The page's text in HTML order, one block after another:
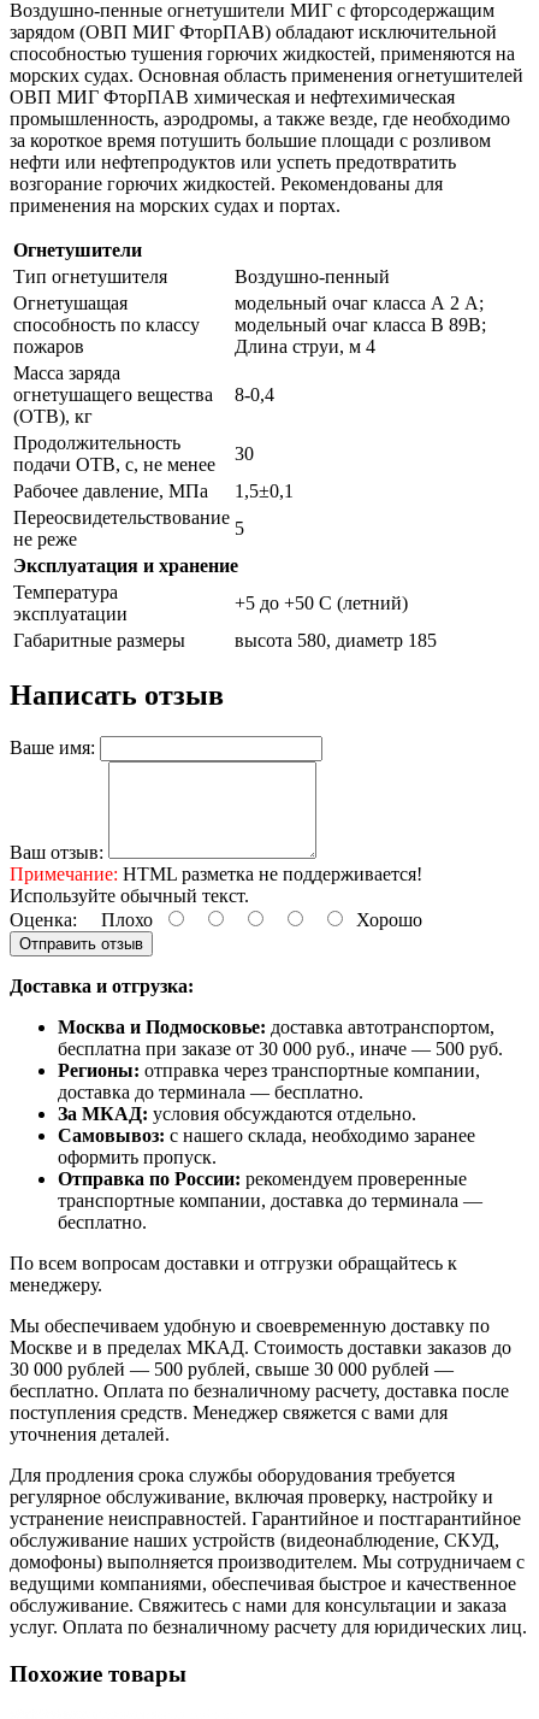
Воздушно-пенные огнетушители МИГ с фторсодержащим
зарядом (ОВП МИГ ФторПАВ) обладают исключительной
способностью тушения горючих жидкостей, применяются на
морских судах. Основная область применения огнетушителей
ОВП МИГ ФторПАВ химическая и нефтехимическая
промышленность, аэродромы, а также везде, где необходимо
за короткое время потушить большие площади с розливом
нефти или нефтепродуктов или успеть предотвратить
возгорание горючих жидкостей. Рекомендованы для
применения на морских судах и портах.
Огнетушители
Тип огнетушителя
Воздушно-пенный
Огнетушащая
способность по классу
пожаров
модельный очаг класса А 2 А;
модельный очаг класса В 89В;
Длина струи, м 4
Масса заряда
огнетушащего вещества
(ОТВ), кг
8-0,4
Продолжительность
подачи ОТВ, с, не менее
30
Рабочее давление, МПа
1,5±0,1
Переосвидетельствование
не реже
5
Эксплуатация и хранение
Температура
эксплуатации
+5 до +50 С (летний)
Габаритные размеры
высота 580, диаметр 185
Написать отзыв
Ваше имя:
Ваш отзыв:
Примечание: HTML разметка не поддерживается!
Используйте обычный текст.
Оценка: Плохо Хорошо
Отправить отзыв
Доставка и отгрузка:
Москва и Подмосковье: доставка автотранспортом,
бесплатна при заказе от 30 000 руб., иначе — 500 руб.
Регионы: отправка через транспортные компании,
доставка до терминала — бесплатно.
За МКАД: условия обсуждаются отдельно.
Самовывоз: с нашего склада, необходимо заранее
оформить пропуск.
Отправка по России: рекомендуем проверенные
транспортные компании, доставка до терминала —
бесплатно.
По всем вопросам доставки и отгрузки обращайтесь к
менеджеру.
Мы обеспечиваем удобную и своевременную доставку по
Москве и в пределах МКАД. Стоимость доставки заказов до
30 000 рублей — 500 рублей, свыше 30 000 рублей —
бесплатно. Оплата по безналичному расчету, доставка после
поступления средств. Менеджер свяжется с вами для
уточнения деталей.
Для продления срока службы оборудования требуется
регулярное обслуживание, включая проверку, настройку и
устранение неисправностей. Гарантийное и постгарантийное
обслуживание наших устройств (видеонаблюдение, СКУД,
домофоны) выполняется производителем. Мы сотрудничаем с
ведущими компаниями, обеспечивая быстрое и качественное
обслуживание. Свяжитесь с нами для консультации и заказа
услуг. Оплата по безналичному расчету для юридических лиц.
Похожие товары